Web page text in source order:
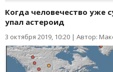
Когда человечество уже
упал астероид
3 октября 2019, 10:20 | Автор: